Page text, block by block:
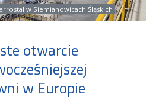
w Siemianowicach Śląskich
otwarcie
w Europie